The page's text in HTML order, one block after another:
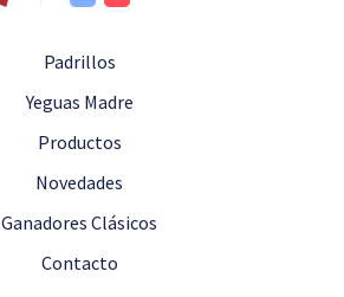
Padrillos
Yeguas Madre
Productos
Novedades
Ganadores Clásicos
Contacto